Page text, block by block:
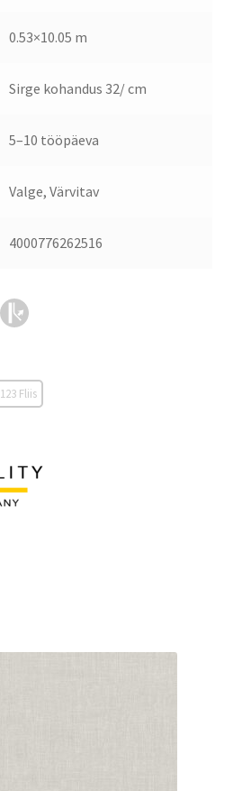
0.53×10.05 m
Sirge kohandus 32/ cm
5–10 tööpäeva
Valge, Värvitav
4000776262516
123 Fliis